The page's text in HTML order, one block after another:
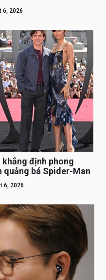
6, 2026
định phong
bá Spider-Man
6, 2026